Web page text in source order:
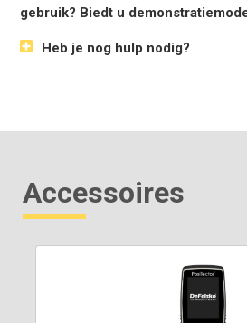
gebruik? Biedt u
Heb je nog hulp nodig?
Accessoires